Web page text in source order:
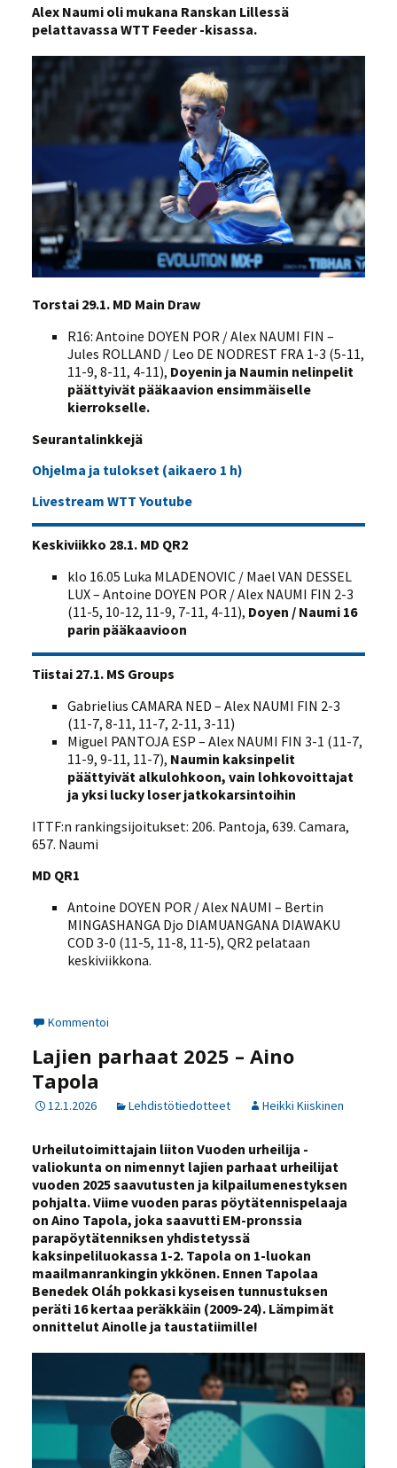
Alex Naumi oli mukana Ranskan Lillessä
pelattavassa WTT Feeder -kisassa.
Torstai 29.1. MD Main Draw
R16: Antoine DOYEN POR / Alex NAUMI FIN –
Jules ROLLAND / Leo DE NODREST FRA 1-3 (5-11,
11-9, 8-11, 4-11), Doyenin ja Naumin nelinpelit
päättyivät pääkaavion ensimmäiselle
kierrokselle.
Seurantalinkkejä
Ohjelma ja tulokset (aikaero 1 h)
Livestream WTT Youtube
Keskiviikko 28.1. MD QR2
klo 16.05 Luka MLADENOVIC / Mael VAN DESSEL
LUX – Antoine DOYEN POR / Alex NAUMI FIN 2-3
(11-5, 10-12, 11-9, 7-11, 4-11), Doyen / Naumi 16
parin pääkaavioon
Tiistai 27.1. MS Groups
Gabrielius CAMARA NED – Alex NAUMI FIN 2-3
(11-7, 8-11, 11-7, 2-11, 3-11)
Miguel PANTOJA ESP – Alex NAUMI FIN 3-1 (11-7,
11-9, 9-11, 11-7), Naumin kaksinpelit
päättyivät alkulohkoon, vain lohkovoittajat
ja yksi lucky loser jatkokarsintoihin
ITTF:n rankingsijoitukset: 206. Pantoja, 639. Camara,
657. Naumi
MD QR1
Antoine DOYEN POR / Alex NAUMI – Bertin
MINGASHANGA Djo DIAMUANGANA DIAWAKU
COD 3-0 (11-5, 11-8, 11-5), QR2 pelataan
keskiviikkona.
Kommentoi
Lajien parhaat 2025 – Aino
Tapola
12.1.2026 Lehdistötiedotteet Heikki Kiiskinen
Urheilutoimittajain liiton Vuoden urheilija -
valiokunta on nimennyt lajien parhaat urheilijat
vuoden 2025 saavutusten ja kilpailumenestyksen
pohjalta. Viime vuoden paras pöytätennispelaaja
on Aino Tapola, joka saavutti EM-pronssia
parapöytätenniksen yhdistetyssä
kaksinpeliluokassa 1-2. Tapola on 1-luokan
maailmanrankingin ykkönen. Ennen Tapolaa
Benedek Oláh pokkasi kyseisen tunnustuksen
peräti 16 kertaa peräkkäin (2009-24). Lämpimät
onnittelut Ainolle ja taustatiimille!